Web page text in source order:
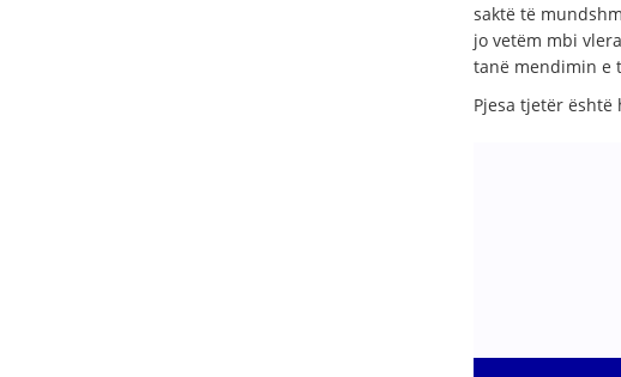
saktë të
jo vetëm mbi
tanë mendimin e
Pjesa tjetër